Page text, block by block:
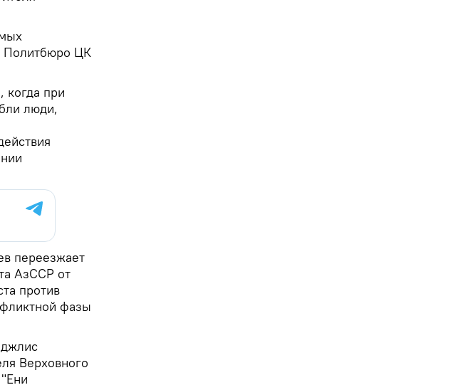
Политбюро ЦК
когда при
люди,
переезжает
АзССР от
против
фазы
Верховного